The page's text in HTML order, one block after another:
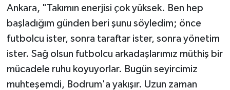
Ankara, "Takımın enerjisi çok yüksek. Ben hep
başladığım günden beri şunu söyledim; önce
futbolcu ister, sonra taraftar ister, sonra yönetim
ister. Sağ olsun futbolcu arkadaşlarımız müthiş bir
mücadele ruhu koyuyorlar. Bugün seyircimiz
muhteşemdi, Bodrum'a yakışır. Uzun zaman